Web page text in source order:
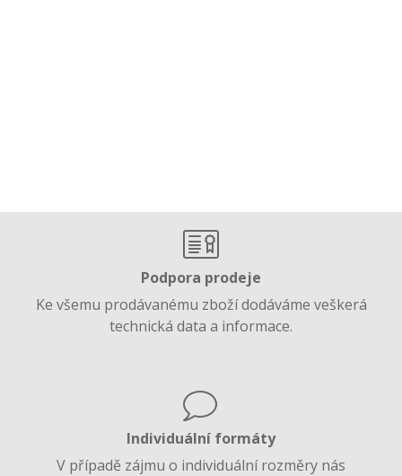
Podpora prodeje
Ke všemu prodávanému zboží dodáváme veškerá
technická data a informace.
Individuální formáty
V případě zájmu o individuální rozměry nás